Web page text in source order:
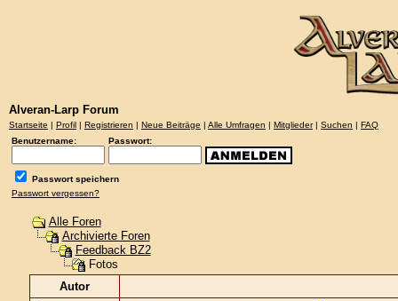
Alveran-Larp Forum
Startseite | Profil | Registrieren | Neue Beiträge | Alle Umfragen | Mitglieder| Suchen | FAQ
Benutzername:
Passwort:
Passwort speichern
Passwort vergessen?
Alle Foren
Archivierte Foren
Feedback BZ2
Fotos
Autor